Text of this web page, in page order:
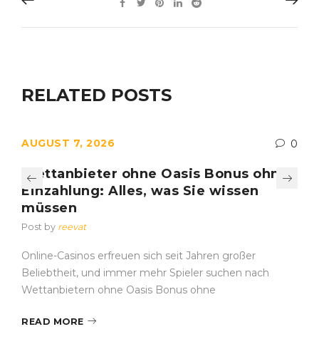
RELATED POSTS
AUGUST 7, 2026 0
Wettanbieter ohne Oasis Bonus ohne
Einzahlung: Alles, was Sie wissen
müssen
Post by reevat
Online-Casinos erfreuen sich seit Jahren großer
Beliebtheit, und immer mehr Spieler suchen nach
Wettanbietern ohne Oasis Bonus ohne
READ MORE